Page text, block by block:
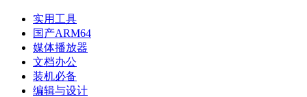
实用工具
国产ARM64
媒体播放器
文档办公
装机必备
编辑与设计